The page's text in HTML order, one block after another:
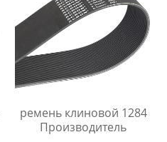
ремень клиновой 1284
Производитель